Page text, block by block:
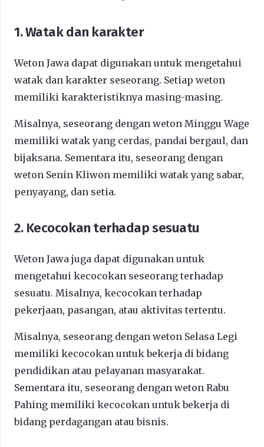
1. Watak dan karakter
Weton Jawa dapat digunakan untuk mengetahui
watak dan karakter seseorang. Setiap weton
memiliki karakteristiknya masing-masing.
Misalnya, seseorang dengan weton Minggu Wage
memiliki watak yang cerdas, pandai bergaul, dan
bijaksana. Sementara itu, seseorang dengan
weton Senin Kliwon memiliki watak yang sabar,
penyayang, dan setia.
2. Kecocokan terhadap sesuatu
Weton Jawa juga dapat digunakan untuk
mengetahui kecocokan seseorang terhadap
sesuatu. Misalnya, kecocokan terhadap
pekerjaan, pasangan, atau aktivitas tertentu.
Misalnya, seseorang dengan weton Selasa Legi
memiliki kecocokan untuk bekerja di bidang
pendidikan atau pelayanan masyarakat.
Sementara itu, seseorang dengan weton Rabu
Pahing memiliki kecocokan untuk bekerja di
bidang perdagangan atau bisnis.